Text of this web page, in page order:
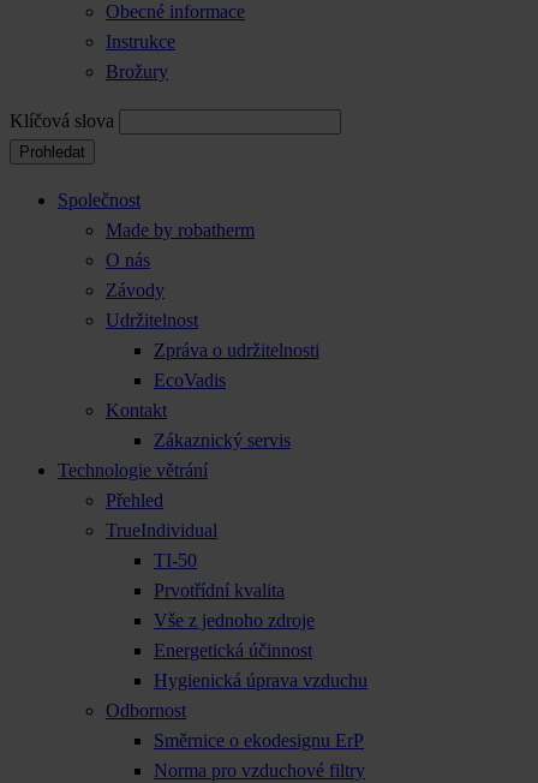
Obecné informace
Instrukce
Brožury
Klíčová slova
Prohledat
Společnost
Made by robatherm
O nás
Závody
Udržitelnost
Zpráva o udržitelnosti
EcoVadis
Kontakt
Zákaznický servis
Technologie větrání
Přehled
TrueIndividual
TI-50
Prvotřídní kvalita
Vše z jednoho zdroje
Energetická účinnost
Hygienická úprava vzduchu
Odbornost
Směrnice o ekodesignu ErP
Norma pro vzduchové filtry